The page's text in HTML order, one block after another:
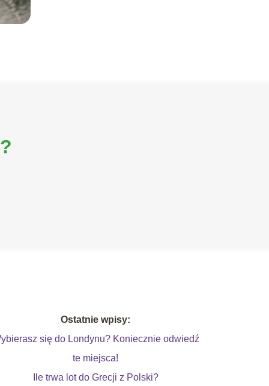
Ostatnie wpisy:
się do Londynu? Koniecznie odwiedź
te miejsca!
Ile trwa lot do Grecji z Polski?